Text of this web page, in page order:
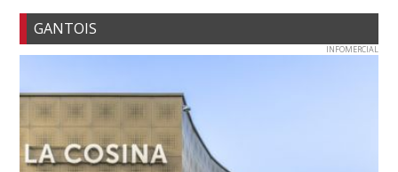
GANTOIS
INFOMERCIAL